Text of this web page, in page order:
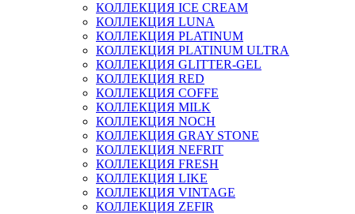
КОЛЛЕКЦИЯ ICE CREAM
КОЛЛЕКЦИЯ LUNA
КОЛЛЕКЦИЯ PLATINUM
КОЛЛЕКЦИЯ PLATINUM ULTRA
КОЛЛЕКЦИЯ GLITTER-GEL
КОЛЛЕКЦИЯ RED
КОЛЛЕКЦИЯ COFFE
КОЛЛЕКЦИЯ MILK
КОЛЛЕКЦИЯ NOCH
КОЛЛЕКЦИЯ GRAY STONE
КОЛЛЕКЦИЯ NEFRIT
КОЛЛЕКЦИЯ FRESH
КОЛЛЕКЦИЯ LIKE
КОЛЛЕКЦИЯ VINTAGE
КОЛЛЕКЦИЯ ZEFIR